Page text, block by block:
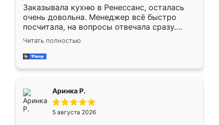
Заказывала кухню в Ренессанс, осталась
очень довольна. Менеджер всё быстро
посчитала, на вопросы отвечала сразу.
Замерщик приехал в субботу, подошёл к
делу со всей ответственностью. Собрали
за день, ребята работали аккуратно, даже
Читать полностью
Аринка Р.
5 августа 2026